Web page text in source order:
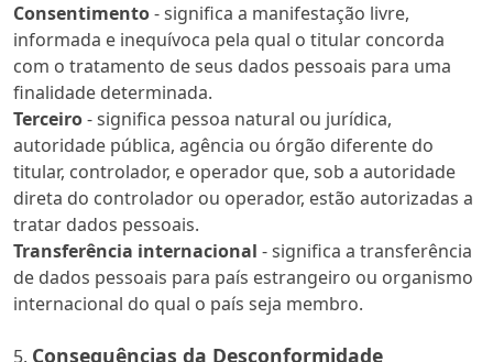
Consentimento- significa a manifestação livre,
informada e inequívoca pela qual o titular concorda
com o tratamento de seus dados pessoais para uma
finalidade determinada.
Terceiro- significa pessoa natural ou jurídica,
autoridade pública, agência ou órgão diferente do
titular, controlador, e operador que, sob a autoridade
direta do controlador ou operador, estão autorizadas a
tratar dados pessoais.
Transferência internacional - significa a transferência
de dados pessoais para país estrangeiro ou organismo
internacional do qual o país seja membro.
Consequências da Desconformidade